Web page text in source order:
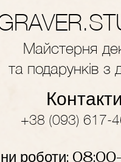
Майстерня
та подарунків з
Контакти
+38 (093) 617-
роботи: